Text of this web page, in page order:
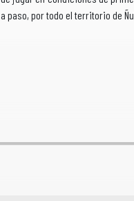
a paso, por todo el territorio de